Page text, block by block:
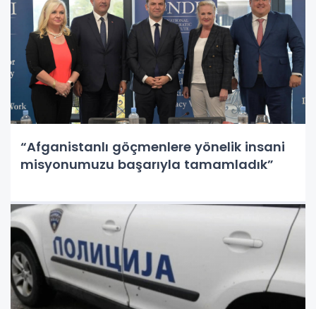
“Afganistanlı göçmenlere yönelik insani
misyonumuzu başarıyla tamamladık”